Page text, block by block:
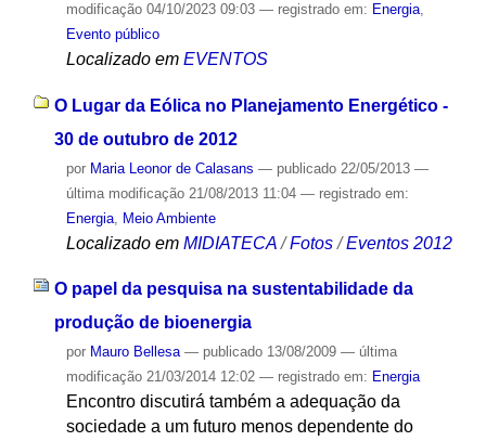
modificação04/10/2023 09:03 — registrado em: Energia,
Evento público
Localizado em EVENTOS
O Lugar da Eólica no Planejamento Energético -
30 de outubro de 2012
por Maria Leonor de Calasans — publicado22/05/2013 —
última modificação21/08/2013 11:04 — registrado em:
Energia, Meio Ambiente
Localizado em MIDIATECA /Fotos /Eventos 2012
O papel da pesquisa na sustentabilidade da
produção de bioenergia
por Mauro Bellesa — publicado13/08/2009 — última
modificação21/03/2014 12:02 — registrado em: Energia
Encontro discutirá também a adequação da
sociedade a um futuro menos dependente do